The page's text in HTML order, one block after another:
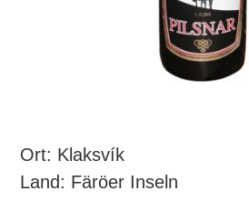
Ort: Klaksvík
Land: Färöer Inseln